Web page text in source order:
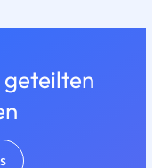
geteilten